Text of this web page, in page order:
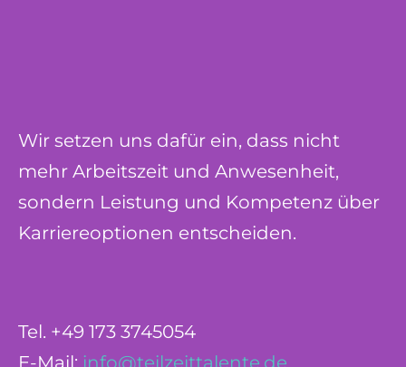
Wir setzen uns dafür ein, dass nicht
mehr Arbeitszeit und Anwesenheit,
sondern Leistung und Kompetenz über
Karriereoptionen entscheiden.
Tel. +49 173 3745054
E-Mail: info@teilzeittalente.de